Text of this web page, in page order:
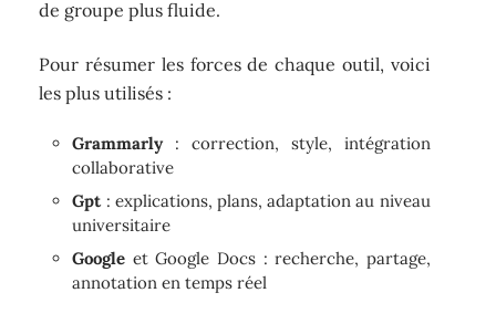
de groupe plus fluide.
Pour résumer les forces de chaque outil, voici
les plus utilisés :
Grammarly : correction, style, intégration
collaborative
Gpt: explications, plans, adaptation au niveau
universitaire
Google et Google Docs : recherche, partage,
annotation en temps réel